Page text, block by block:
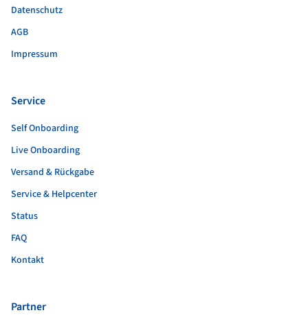
Datenschutz
AGB
Impressum
Service
Self Onboarding
Live Onboarding
Versand & Rückgabe
Service & Helpcenter
Status
FAQ
Kontakt
Partner